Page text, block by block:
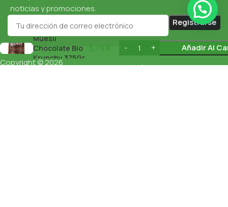
noticias y promociones.
Copyright © 2026
Política De Cookies
Muesli
Chocolate Bio
Krunchy 375Gr
Añadir Al